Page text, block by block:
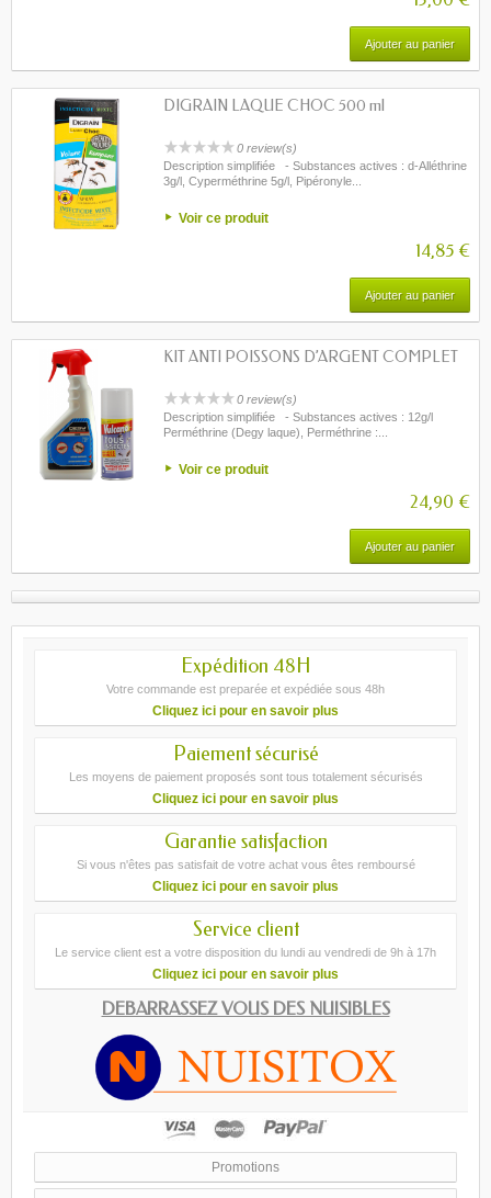
Ajouter au panier
DIGRAIN LAQUE CHOC 500 ml
0 review(s)
Description simplifiée - Substances actives : d-Alléthrine
3g/l, Cyperméthrine 5g/l, Pipéronyle...
Voir ce produit
14,85 €
Ajouter au panier
KIT ANTI POISSONS D’ARGENT COMPLET
0 review(s)
Description simplifiée - Substances actives : 12g/l
Perméthrine (Degy laque), Perméthrine :...
Voir ce produit
24,90 €
Ajouter au panier
Expédition 48H
Votre commande est preparée et expédiée sous 48h
Cliquez ici pour en savoir plus
Paiement sécurisé
Les moyens de paiement proposés sont tous totalement sécurisés
Cliquez ici pour en savoir plus
Garantie satisfaction
Si vous n'êtes pas satisfait de votre achat vous êtes remboursé
Cliquez ici pour en savoir plus
Service client
Le service client est a votre disposition du lundi au vendredi de 9h à 17h
Cliquez ici pour en savoir plus
DEBARRASSEZ VOUS DES NUISIBLES
Promotions